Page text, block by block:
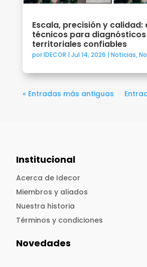
Escala, precisión y
técnicos para diagnósticos
territoriales confiables
porIDECOR | Jul 14, 2026 | Noticias,
« Entradas más antiguas
Institucional
Acerca de Idecor
Miembros y aliados
Nuestra historia
Términos y condiciones
Novedades